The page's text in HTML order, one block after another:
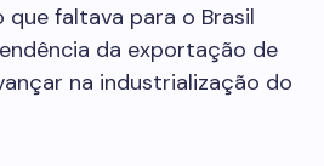
faltava para o Brasil
da exportação de
na industrialização do